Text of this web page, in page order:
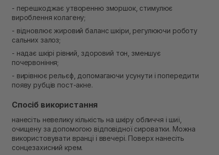
- перешкоджає утворенню зморшок, стимулює
вироблення колагену;
- відновлює жировий баланс шкіри, регулюючи роботу
сальних залоз;
- надає шкірі рівний, здоровий тон, зменшує
почервоніння;
- вирівнює рельєф, допомагаючи усунути і попередити
появу рубців пост-акне.
Спосіб використання
нанесіть невелику кількість на шкіру обличчя і шиї,
очищену за допомогою відповідної сироватки. Можна
використовувати вранці і ввечері. Поверх нанесіть
сонцезахисний крем.